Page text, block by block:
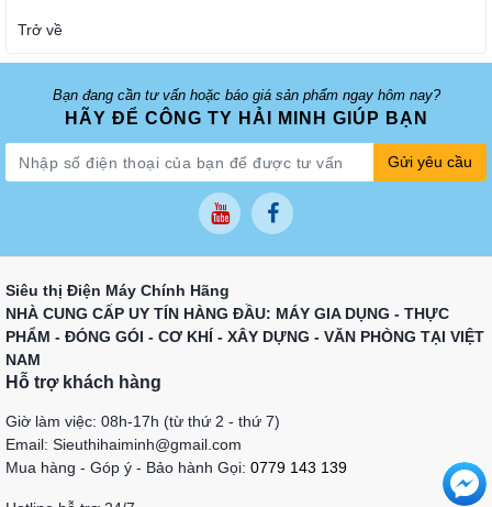
Trở về
Bạn đang cần tư vấn hoặc báo giá sản phẩm ngay hôm nay?
HÃY ĐỂ CÔNG TY HẢI MINH GIÚP BẠN
Gửi yêu cầu
Siêu thị Điện Máy Chính Hãng
NHÀ CUNG CẤP UY TÍN HÀNG ĐẦU: MÁY GIA DỤNG - THỰC
PHẨM - ĐÓNG GÓI - CƠ KHÍ - XÂY DỰNG - VĂN PHÒNG TẠI VIỆT
NAM
Hỗ trợ khách hàng
Giờ làm việc: 08h-17h (từ thứ 2 - thứ 7)
Email: Sieuthihaiminh@gmail.com
Mua hàng - Góp ý - Bảo hành Gọi: 0779 143 139